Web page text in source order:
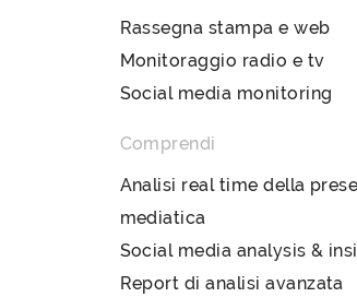
Rassegna stampa e web
Monitoraggio radio e tv
Social media monitoring
Comprendi
Analisi real time della
mediatica
Social media analysis &
Report di analisi avanzata